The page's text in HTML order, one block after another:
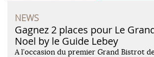
NEWS
Gagnez 2 places pour Le
Noel by le Guide Lebey
A l’occasion du premier Grand Bistrot